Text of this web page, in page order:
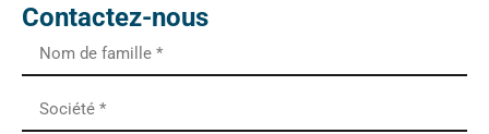
Contactez-nous